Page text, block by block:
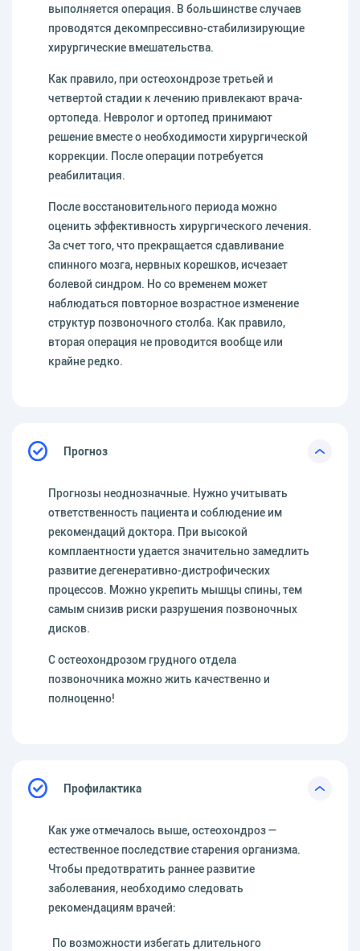
выполняется операция. В большинстве случаев
проводятся декомпрессивно-стабилизирующие
хирургические вмешательства.
Как правило, при остеохондрозе третьей и
четвертой стадии к лечению привлекают врача-
ортопеда. Невролог и ортопед принимают
решение вместе о необходимости хирургической
коррекции. После операции потребуется
реабилитация.
После восстановительного периода можно
оценить эффективность хирургического лечения.
За счет того, что прекращается сдавливание
спинного мозга, нервных корешков, исчезает
болевой синдром. Но со временем может
наблюдаться повторное возрастное изменение
структур позвоночного столба. Как правило,
вторая операция не проводится вообще или
крайне редко.
Прогноз
Прогнозы неоднозначные. Нужно учитывать
ответственность пациента и соблюдение им
рекомендаций доктора. При высокой
комплаентности удается значительно замедлить
развитие дегенеративно-дистрофических
процессов. Можно укрепить мышцы спины, тем
самым снизив риски разрушения позвоночных
дисков.
С остеохондрозом грудного отдела
позвоночника можно жить качественно и
полноценно!
Профилактика
Как уже отмечалось выше, остеохондроз —
естественное последствие старения организма.
Чтобы предотвратить раннее развитие
заболевания, необходимо следовать
рекомендациям врачей:
По возможности избегать длительного